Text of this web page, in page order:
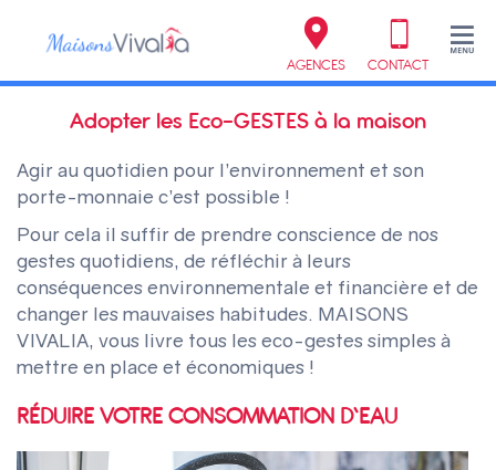
AGENCES CONTACT
Adopter les Eco-GESTES à la maison
Agir au quotidien pour l’environnement et son
porte-monnaie c’est possible !
Pour cela il suffir de prendre conscience de nos
gestes quotidiens, de réfléchir à leurs
conséquences environnementale et financière et de
changer les mauvaises habitudes. MAISONS
VIVALIA, vous livre tous les eco-gestes simples à
mettre en place et économiques !
RÉDUIRE VOTRE CONSOMMATION D’EAU